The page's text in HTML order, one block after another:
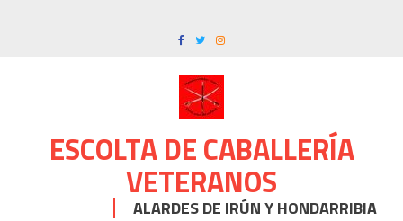
ESCOLTA DE CABALLERÍA
VETERANOS
ALARDES DE IRÚN Y HONDARRIBIA